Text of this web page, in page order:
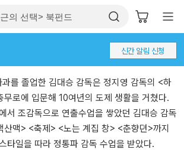
신간 알림 신청
를 졸업한 김대승 감독은 정지영 감독의 <하
무로에 입문해 10여년의 도제 생활을 거쳤다.
서 조감독으로 연출수업을 쌓았던 김대승 감독
산맥> <축제> <노는 계집 창> <춘향뎐>까지
타일을 따라 정통파 감독 수업을 받았다.